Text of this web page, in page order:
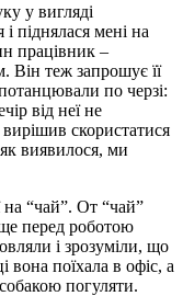
у вигляді
піднялася мені на
працівник –
Він теж запрошує її
по черзі:
від неї не
скористатися
виявилося, ми
на “чай”. От “чай”
ще перед роботою
і зрозуміли, що
вона поїхала в офіс, а
погуляти.